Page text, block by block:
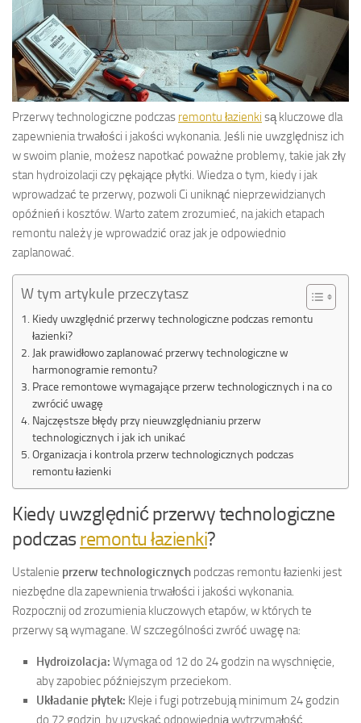
Przerwy technologiczne podczas remontu łazienki są kluczowe dla
zapewnienia trwałości i jakości wykonania. Jeśli nie uwzględnisz ich
w swoim planie, możesz napotkać poważne problemy, takie jak zły
stan hydroizolacji czy pękające płytki. Wiedza o tym, kiedy i jak
wprowadzać te przerwy, pozwoli Ci uniknąć nieprzewidzianych
opóźnień i kosztów. Warto zatem zrozumieć, na jakich etapach
remontu należy je wprowadzić oraz jak je odpowiednio
zaplanować.
W tym artykule przeczytasz
Kiedy uwzględnić przerwy technologiczne podczas remontu
łazienki?
Jak prawidłowo zaplanować przerwy technologiczne w
harmonogramie remontu?
Prace remontowe wymagające przerw technologicznych i na co
zwrócić uwagę
Najczęstsze błędy przy nieuwzględnianiu przerw
technologicznych i jak ich unikać
Organizacja i kontrola przerw technologicznych podczas
remontu łazienki
Kiedy uwzględnić przerwy technologiczne
podczas remontu łazienki?
Ustalenie przerw technologicznych podczas remontu łazienki jest
niezbędne dla zapewnienia trwałości i jakości wykonania.
Rozpocznij od zrozumienia kluczowych etapów, w których te
przerwy są wymagane. W szczególności zwróć uwagę na:
Hydroizolacja: Wymaga od 12 do 24 godzin na wyschnięcie,
aby zapobiec późniejszym przeciekom.
Układanie płytek: Kleje i fugi potrzebują minimum 24 godzin
do 72 godzin, by uzyskać odpowiednią wytrzymałość.